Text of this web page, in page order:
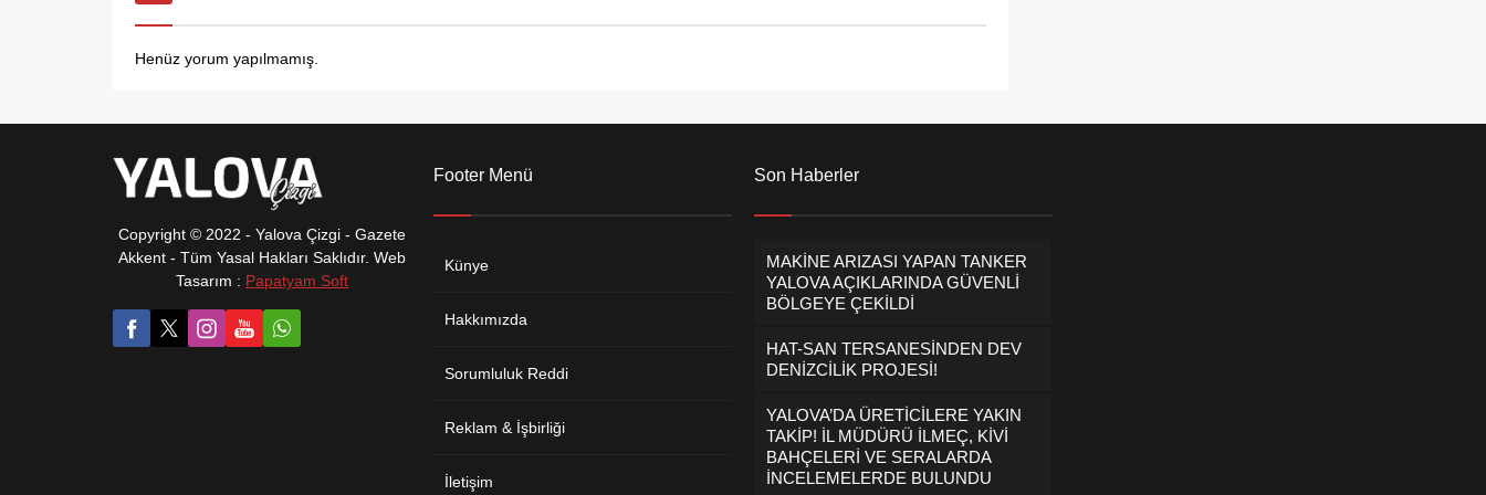
Henüz yorum yapılmamış.
Copyright © 2022 - Yalova Çizgi - Gazete
Akkent - Tüm Yasal Hakları Saklıdır. Web
Tasarım : Papatyam Soft
Footer Menü
Künye
Hakkımızda
Sorumluluk Reddi
Reklam & İşbirliği
İletişim
Son Haberler
MAKİNE ARIZASI YAPAN TANKER
YALOVA AÇIKLARINDA GÜVENLİ
BÖLGEYE ÇEKİLDİ
HAT-SAN TERSANESİNDEN DEV
DENİZCİLİK PROJESİ!
YALOVA’DA ÜRETİCİLERE YAKIN
TAKİP! İL MÜDÜRÜ İLMEÇ, KİVİ
BAHÇELERİ VE SERALARDA
İNCELEMELERDE BULUNDU